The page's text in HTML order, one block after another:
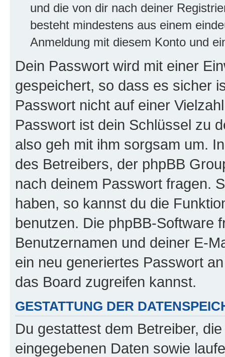
und die von dir nach deiner
besteht mindestens aus einem
Anmeldung mit diesem Konto und
Dein Passwort wird mit einer
gespeichert, so dass es sicher
Passwort nicht auf einer
Passwort ist dein Schlüssel zu
also geh mit ihm sorgsam um.
des Betreibers, der phpBB
nach deinem Passwort fragen.
haben, so kannst du die
benutzen. Die phpBB-Software
Benutzernamen und deiner E-
ein neu generiertes Passwort
das Board zugreifen kannst.
GESTATTUNG DER
Du gestattest dem Betreiber,
eingegebenen Daten sowie